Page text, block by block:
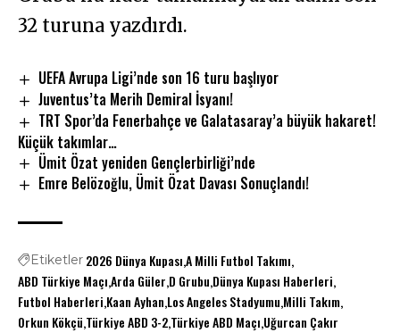
32 turuna yazdırdı.
UEFA Avrupa Ligi’nde son 16 turu başlıyor
Juventus’ta Merih Demiral İsyanı!
TRT Spor’da Fenerbahçe ve Galatasaray’a büyük hakaret!
Küçük takımlar…
Ümit Özat yeniden Gençlerbirliği’nde
Emre Belözoğlu, Ümit Özat Davası Sonuçlandı!
Etiketler 2026 Dünya KupasıA Milli Futbol Takımı
ABD Türkiye MaçıArda Güler D Grubu Dünya Kupası Haberleri
Futbol Haberleri Kaan Ayhan Los Angeles Stadyumu Milli Takım
Orkun Kökçü Türkiye ABD 3-2Türkiye ABD Maçı Uğurcan Çakır